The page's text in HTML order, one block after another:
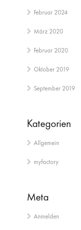
Februar 2024
März 2020
Februar 2020
Oktober 2019
September 2019
Kategorien
Allgemein
myfactory
Meta
Anmelden